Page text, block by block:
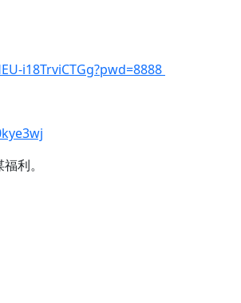
i18TrviCTGg?pwd=8888
利。